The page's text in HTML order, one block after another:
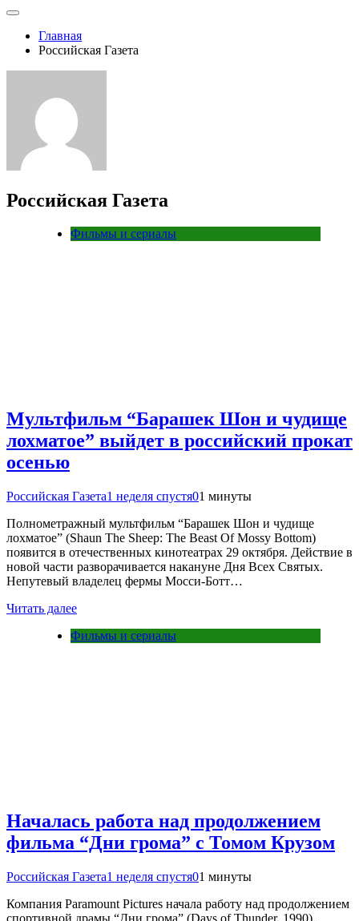
Главная
Российская Газета
Российская Газета
Фильмы и сериалы
Мультфильм “Барашек Шон и чудище
лохматое” выйдет в российский прокат
осенью
Российская Газета1 неделя спустя01 минуты
Полнометражный мультфильм “Барашек Шон и чудище
лохматое” (Shaun The Sheep: The Beast Of Mossy Bottom)
появится в отечественных кинотеатрах 29 октября. Действие в
новой части разворачивается накануне Дня Всех Святых.
Непутевый владелец фермы Мосси-Ботт…
Читать далее
Фильмы и сериалы
Началась работа над продолжением
фильма “Дни грома” с Томом Крузом
Российская Газета1 неделя спустя01 минуты
Компания Paramount Pictures начала работу над продолжением
спортивной драмы “Дни грома” (Days of Thunder, 1990).